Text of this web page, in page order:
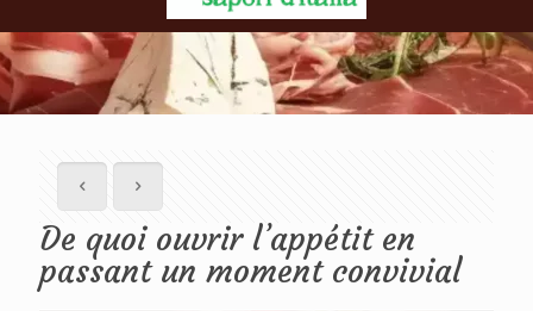
De quoi ouvrir l’appétit en
passant un moment convivial